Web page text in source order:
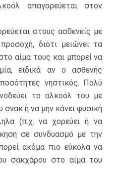
απαγορεύεται στον
στους ασθενείς με
διότι μειώνει τα
αίμα τους και μπορεί να
ειδικά αν ο ασθενής
νηστικός. Πολύ
το αλκοόλ του με
σνακ ή να μην κάνει φυσική
(π.χ. να χορεύει ή να
σε συνδυασμό με την
ακόμα πιο εύκολα να
σακχάρου στο αίμα του